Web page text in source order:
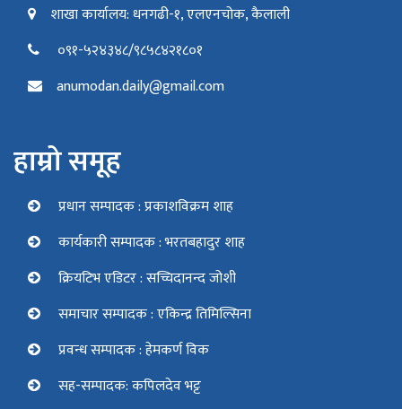
शाखा कार्यालय: धनगढी-१, एलएनचोक, कैलाली
०९१-५२४३४८/९८५८४२१८०१
anumodan.daily@gmail.com
हाम्रो समूह
प्रधान सम्पादक : प्रकाशविक्रम शाह
कार्यकारी सम्पादक : भरतबहादुर शाह
क्रियटिभ एडिटर : सच्चिदानन्द जोशी
समाचार सम्पादक : एकिन्द्र तिमिल्सिना
प्रवन्ध सम्पादक : हेमकर्ण विक
सह-सम्पादक: कपिलदेव भट्ट